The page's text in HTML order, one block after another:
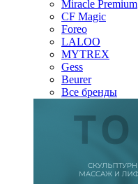
Miracle Premium
CF Magic
Foreo
LALOO
MYTREX
Gess
Beurer
Все бренды